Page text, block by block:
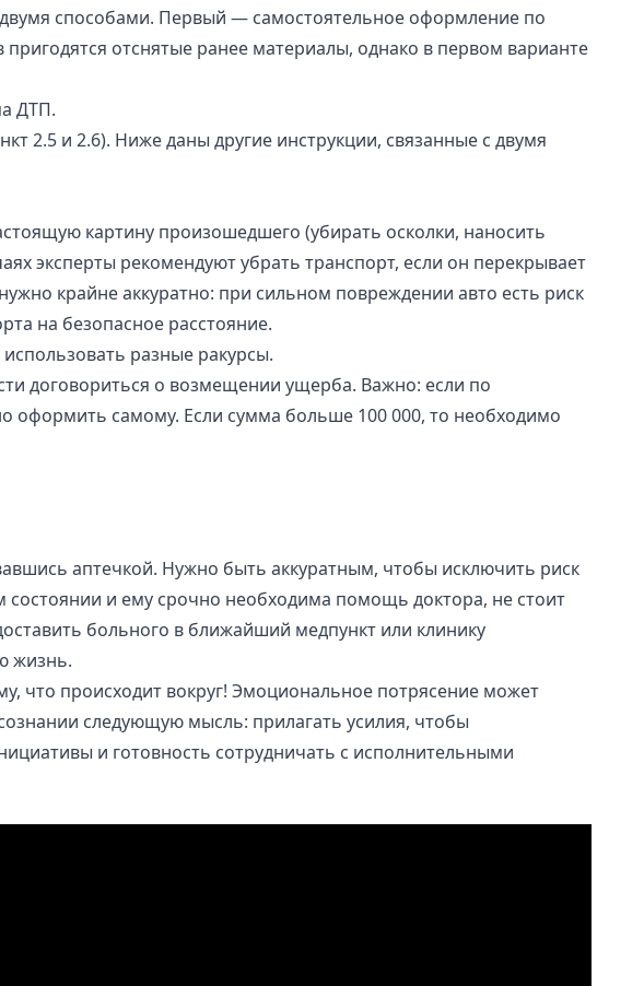
двумя способами. Первый — самостоятельное оформление по
отснятые ранее материалы, однако в первом варианте
ДТП.
2.5 и 2.6). Ниже даны другие инструкции, связанные с двумя
картину произошедшего (убирать осколки, наносить
эксперты рекомендуют убрать транспорт, если он перекрывает
крайне аккуратно: при сильном повреждении авто есть риск
на безопасное расстояние.
разные ракурсы.
договориться о возмещении ущерба. Важно: если по
оформить самому. Если сумма больше 100 000, то необходимо
аптечкой. Нужно быть аккуратным, чтобы исключить риск
и ему срочно необходима помощь доктора, не стоит
больного в ближайший медпункт или клинику
жизнь.
что происходит вокруг! Эмоциональное потрясение может
следующую мысль: прилагать усилия, чтобы
и готовность сотрудничать с исполнительными